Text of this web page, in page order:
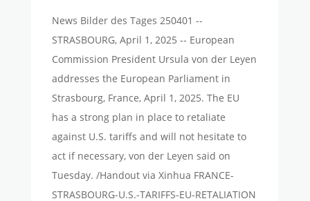
News Bilder des Tages 250401 --
STRASBOURG, April 1, 2025 -- European
Commission President Ursula von der Leyen
addresses the European Parliament in
Strasbourg, France, April 1, 2025. The EU
has a strong plan in place to retaliate
against U.S. tariffs and will not hesitate to
act if necessary, von der Leyen said on
Tuesday. /Handout via Xinhua FRANCE-
STRASBOURG-U.S.-TARIFFS-EU-RETALIATION